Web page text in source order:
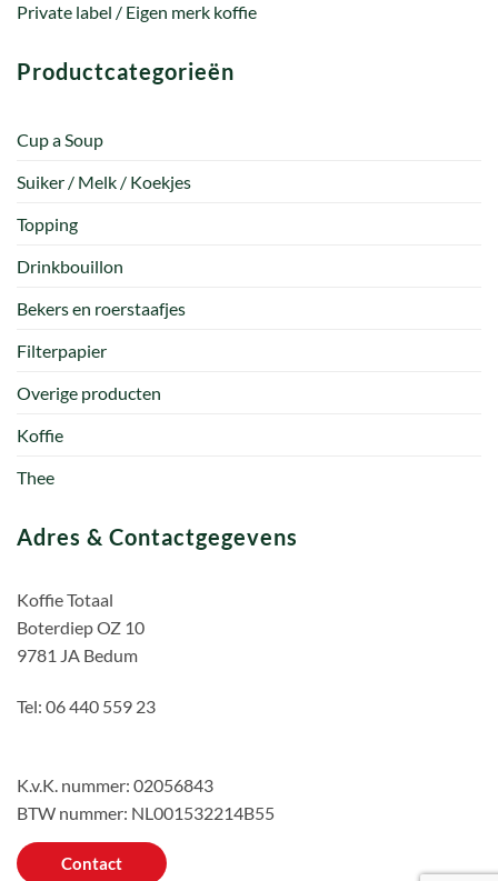
Private label / Eigen merk koffie
Productcategorieën
Cup a Soup
Suiker / Melk / Koekjes
Topping
Drinkbouillon
Bekers en roerstaafjes
Filterpapier
Overige producten
Koffie
Thee
Adres & Contactgegevens
Koffie Totaal
Boterdiep OZ 10
9781 JA Bedum
Tel: 06 440 559 23
K.v.K. nummer: 02056843
BTW nummer: NL001532214B55
Contact